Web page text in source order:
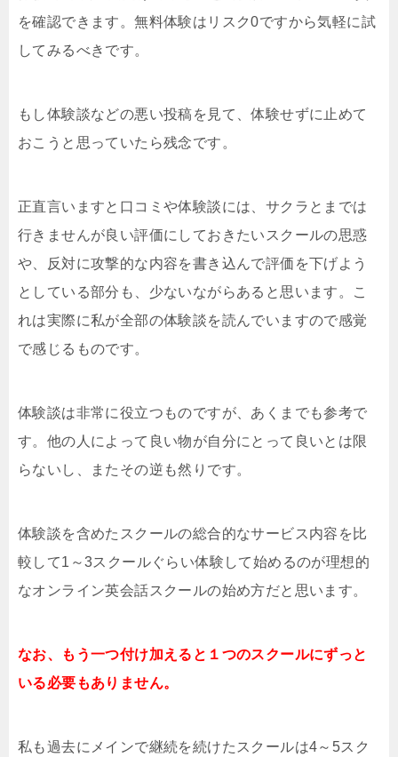
を確認できます。無料体験はリスク0ですから気軽に試
してみるべきです。
もし体験談などの悪い投稿を見て、体験せずに止めて
おこうと思っていたら残念です。
正直言いますと口コミや体験談には、サクラとまでは
行きませんが良い評価にしておきたいスクールの思惑
や、反対に攻撃的な内容を書き込んで評価を下げよう
としている部分も、少ないながらあると思います。こ
れは実際に私が全部の体験談を読んでいますので感覚
で感じるものです。
体験談は非常に役立つものですが、あくまでも参考で
す。他の人によって良い物が自分にとって良いとは限
らないし、またその逆も然りです。
体験談を含めたスクールの総合的なサービス内容を比
較して1～3スクールぐらい体験して始めるのが理想的
なオンライン英会話スクールの始め方だと思います。
なお、もう一つ付け加えると１つのスクールにずっと
いる必要もありません。
私も過去にメインで継続を続けたスクールは4～5スク